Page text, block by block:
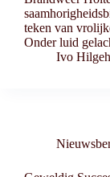
teken van
Onder luid
Ivo